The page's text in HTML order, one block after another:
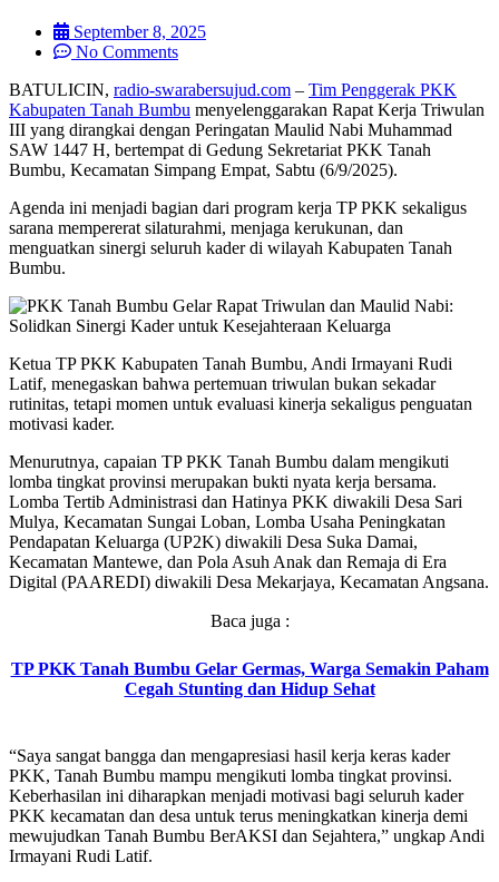
September 8, 2025
No Comments
BATULICIN, radio-swarabersujud.com – Tim Penggerak PKK
Kabupaten Tanah Bumbu menyelenggarakan Rapat Kerja Triwulan
III yang dirangkai dengan Peringatan Maulid Nabi Muhammad
SAW 1447 H, bertempat di Gedung Sekretariat PKK Tanah
Bumbu, Kecamatan Simpang Empat, Sabtu (6/9/2025).
Agenda ini menjadi bagian dari program kerja TP PKK sekaligus
sarana mempererat silaturahmi, menjaga kerukunan, dan
menguatkan sinergi seluruh kader di wilayah Kabupaten Tanah
Bumbu.
Ketua TP PKK Kabupaten Tanah Bumbu, Andi Irmayani Rudi
Latif, menegaskan bahwa pertemuan triwulan bukan sekadar
rutinitas, tetapi momen untuk evaluasi kinerja sekaligus penguatan
motivasi kader.
Menurutnya, capaian TP PKK Tanah Bumbu dalam mengikuti
lomba tingkat provinsi merupakan bukti nyata kerja bersama.
Lomba Tertib Administrasi dan Hatinya PKK diwakili Desa Sari
Mulya, Kecamatan Sungai Loban, Lomba Usaha Peningkatan
Pendapatan Keluarga (UP2K) diwakili Desa Suka Damai,
Kecamatan Mantewe, dan Pola Asuh Anak dan Remaja di Era
Digital (PAAREDI) diwakili Desa Mekarjaya, Kecamatan Angsana.
Baca juga :
TP PKK Tanah Bumbu Gelar Germas, Warga Semakin Paham
Cegah Stunting dan Hidup Sehat
“Saya sangat bangga dan mengapresiasi hasil kerja keras kader
PKK, Tanah Bumbu mampu mengikuti lomba tingkat provinsi.
Keberhasilan ini diharapkan menjadi motivasi bagi seluruh kader
PKK kecamatan dan desa untuk terus meningkatkan kinerja demi
mewujudkan Tanah Bumbu BerAKSI dan Sejahtera,” ungkap Andi
Irmayani Rudi Latif.